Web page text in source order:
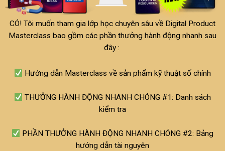
CÓ! Tôi muốn tham gia lớp học chuyên sâu về Digital Product
Masterclass bao gồm các phần thưởng hành động nhanh sau
đây :
Hướng dẫn Masterclass về sản phẩm kỹ thuật số chính
THƯỞNG HÀNH ĐỘNG NHANH CHÓNG #1: Danh sách
kiểm tra
PHẦN THƯỞNG HÀNH ĐỘNG NHANH CHÓNG #2: Bảng
hướng dẫn tài nguyên